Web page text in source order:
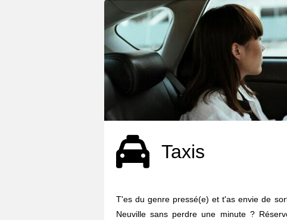
Taxis
T'es du genre pressé(e) et t'as envie de
Neuville sans perdre une minute ?